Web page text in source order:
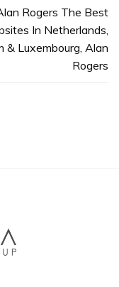
Rogers The Best
In Netherlands,
& Luxembourg, Alan
Rogers